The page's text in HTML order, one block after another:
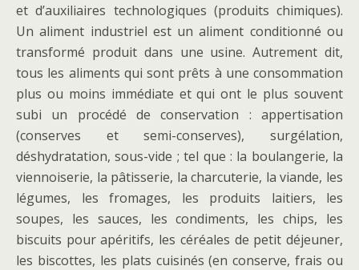
et d’auxiliaires technologiques (produits chimiques).
Un aliment industriel est un aliment conditionné ou
transformé produit dans une usine. Autrement dit,
tous les aliments qui sont prêts à une consommation
plus ou moins immédiate et qui ont le plus souvent
subi un procédé de conservation : appertisation
(conserves et semi-conserves), surgélation,
déshydratation, sous-vide ; tel que : la boulangerie, la
viennoiserie, la pâtisserie, la charcuterie, la viande, les
légumes, les fromages, les produits laitiers, les
soupes, les sauces, les condiments, les chips, les
biscuits pour apéritifs, les céréales de petit déjeuner,
les biscottes, les plats cuisinés (en conserve, frais ou